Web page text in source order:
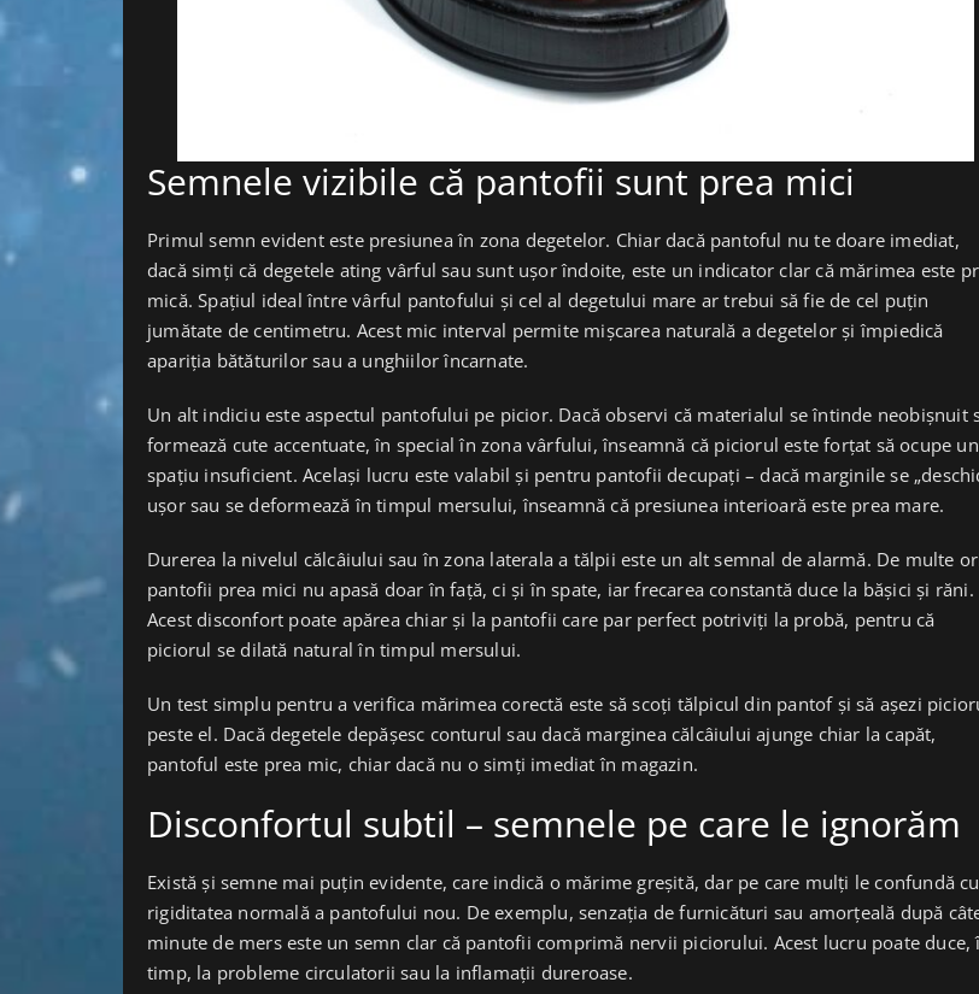
Semnele vizibile că pantofii sunt prea mici
Primul semn evident este presiunea în zona degetelor. Chiar dacă pantoful nu te doare imediat,
dacă simți că degetele ating vârful sau sunt ușor îndoite, este un indicator clar că mărimea este
mică. Spațiul ideal între vârful pantofului și cel al degetului mare ar trebui să fie de cel puțin
jumătate de centimetru. Acest mic interval permite mișcarea naturală a degetelor și împiedică
apariția bătăturilor sau a unghiilor încarnate.
Un alt indiciu este aspectul pantofului pe picior. Dacă observi că materialul se întinde neobișnuit
formează cute accentuate, în special în zona vârfului, înseamnă că piciorul este forțat să ocupe un
spațiu insuficient. Același lucru este valabil și pentru pantofii decupați – dacă marginile se
ușor sau se deformează în timpul mersului, înseamnă că presiunea interioară este prea mare.
Durerea la nivelul călcâiului sau în zona laterala a tălpii este un alt semnal de alarmă. De multe
pantofii prea mici nu apasă doar în față, ci și în spate, iar frecarea constantă duce la bășici și răni.
Acest disconfort poate apărea chiar și la pantofii care par perfect potriviți la probă, pentru că
piciorul se dilată natural în timpul mersului.
Un test simplu pentru a verifica mărimea corectă este să scoți tălpicul din pantof și să așezi
peste el. Dacă degetele depășesc conturul sau dacă marginea călcâiului ajunge chiar la capăt,
pantoful este prea mic, chiar dacă nu o simți imediat în magazin.
Disconfortul subtil – semnele pe care le ignorăm
Există și semne mai puțin evidente, care indică o mărime greșită, dar pe care mulți le confundă cu
rigiditatea normală a pantofului nou. De exemplu, senzația de furnicături sau amorțeală după
minute de mers este un semn clar că pantofii comprimă nervii piciorului. Acest lucru poate duce,
timp, la probleme circulatorii sau la inflamații dureroase.